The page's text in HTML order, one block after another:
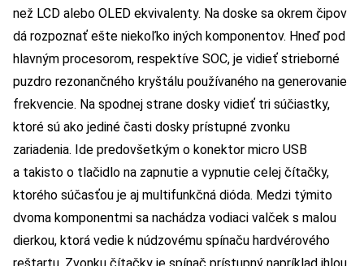
než LCD alebo OLED ekvivalenty. Na doske sa okrem čipov
dá rozpoznať ešte niekoľko iných komponentov. Hneď pod
hlavným procesorom, respektíve SOC, je vidieť strieborné
puzdro rezonančného kryštálu používaného na generovanie
frekvencie. Na spodnej strane dosky vidieť tri súčiastky,
ktoré sú ako jediné časti dosky prístupné zvonku
zariadenia. Ide predovšetkým o konektor micro USB
a takisto o tlačidlo na zapnutie a vypnutie celej čítačky,
ktorého súčasťou je aj multifunkčná dióda. Medzi týmito
dvoma komponentmi sa nachádza vodiaci valček s malou
dierkou, ktorá vedie k núdzovému spínaču hardvérového